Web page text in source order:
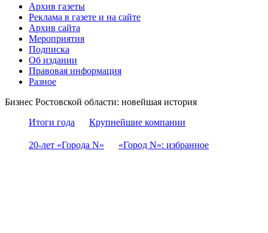
Архив газеты
Реклама в газете и на сайте
Архив сайта
Мероприятия
Подписка
Об издании
Правовая информация
Разное
Бизнес Ростовской области: новейшая история
Итоги года
Крупнейшие компании
20-лет «Города N» «Город N»: избранное